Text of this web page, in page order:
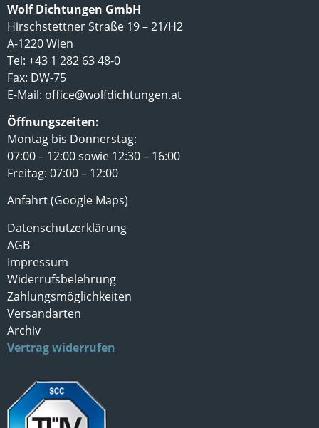
Wolf Dichtungen GmbH
Hirschstettner Straße 19 – 21/H2
A-1220 Wien
Tel: +43 1 282 63 48-0
Fax: DW-75
E-Mail: office@wolfdichtungen.at
Öffnungszeiten:
Montag bis Donnerstag:
07:00 – 12:00 sowie 12:30 – 16:00
Freitag: 07:00 – 12:00
Anfahrt (Google Maps)
Datenschutzerklärung
AGB
Impressum
Widerrufsbelehrung
Zahlungsmöglichkeiten
Versandarten
Archiv
Vertrag widerrufen